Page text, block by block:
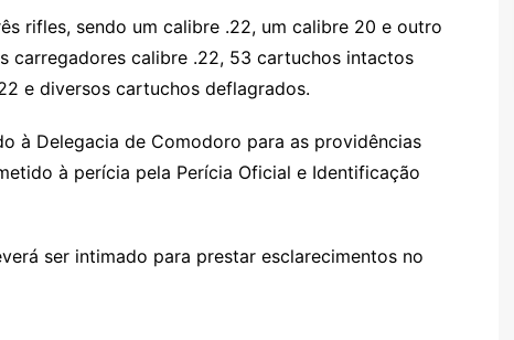
rifles, sendo um calibre .22, um calibre 20 e outro
carregadores calibre .22, 53 cartuchos intactos
e diversos cartuchos deflagrados.
à Delegacia de Comodoro para as providências
à perícia pela Perícia Oficial e Identificação
ser intimado para prestar esclarecimentos no